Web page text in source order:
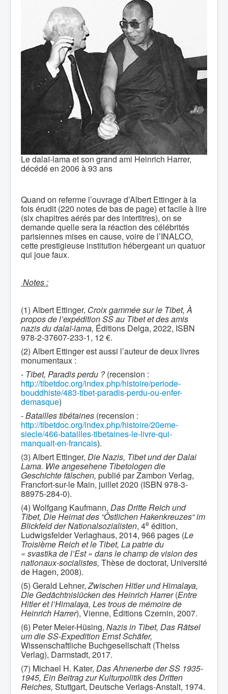
Le dalaï-lama et son grand ami Heinrich Harrer,
décédé en 2006 à 93 ans
Quand on referme l’ouvrage d’Albert Ettinger à la
fois érudit (220 notes de bas de page) et facile à lire
(six chapitres aérés par des intertitres), on se
demande quelle sera la réaction des célébrités
parisiennes mises en cause, voire de l’INALCO,
cette prestigieuse institution hébergeant un quatuor
qui joue faux.
Notes :
(1) Albert Ettinger, Croix gammée sur le Tibet, À
propos de l’expédition SS au Tibet et des amis
nazis du dalaï-lama, Éditions Delga, 2022, ISBN
978-2-37607-233-1, 12 €.
(2) Albert Ettinger est aussi l’auteur de deux livres
monumentaux :
- Tibet, Paradis perdu ?(recension :
http://tibetdoc.org/index.php/histoire/periode-
bouddhiste/483-tibet-paradis-perdu-ou-enfer-
demasque)
-Batailles tibétaines (recension :
http://tibetdoc.org/index.php/histoire/20eme-
siecle/466-batailles-tibetaines-le-livre-qui-
manquait-en-francais).
(3) Albert Ettinger, Die Nazis, Tibet und der Dalai
Lama. Wie angesehene Tibetologen die
Geschichte fälschen, publié par Zambon Verlag,
Francfort-sur-le Main, juillet 2020 (ISBN 978-3-
88975-284-0).
(4) Wolfgang Kaufmann, Das Dritte Reich und
Tibet, Die Heimat des “Östlichen Hakenkreuzes“ im
Blickfeld der Nationalsozialisten, 4e édition,
Ludwigsfelder Verlaghaus, 2014, 966 pages (Le
Troisième Reich et le Tibet, La patrie du
« svastika de l’Est » dans le champ de vision des
nationaux-socialistes, Thèse de doctorat, Université
de Hagen, 2008).
(5) Gerald Lehner,Zwischen Hitler und Himalaya,
Die Gedächtnislücken des Heinrich Harrer(Entre
Hitler et l’Himalaya, Les trous de mémoire de
Heinrich Harrer), Vienne, Éditions Czernin, 2007.
(6) Peter Meier-Hüsing, Nazis in Tibet, Das Rätsel
um die SS-Expedition Ernst Schäfer,
Wissenschaftliche Buchgesellschaft (Theiss
Verlag), Darmstadt, 2017.
(7) Michael H. Kater, Das Ahnenerbe der SS 1935-
1945, Ein Beitrag zur Kulturpolitik des Dritten
Reiches, Stuttgart, Deutsche Verlags-Anstalt, 1974.